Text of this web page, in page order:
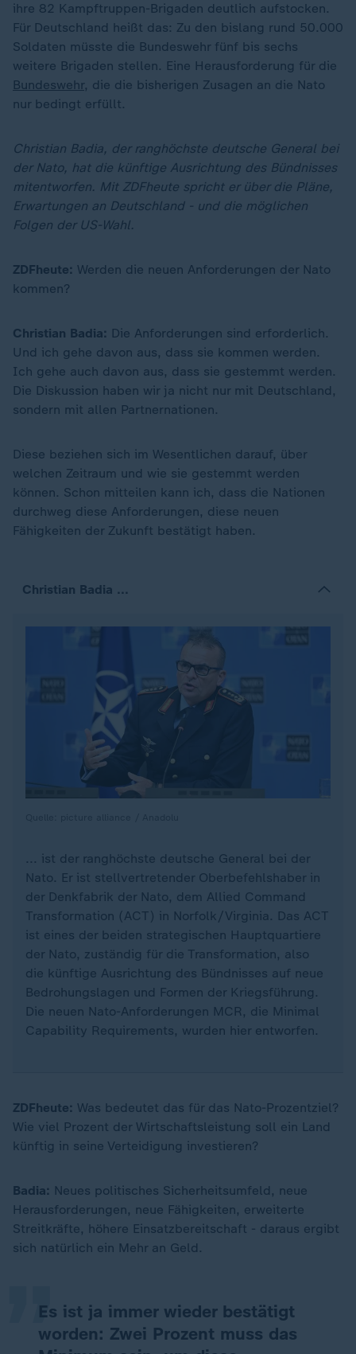
ihre 82 Kampftruppen-Brigaden deutlich aufstocken.
Für Deutschland heißt das: Zu den bislang rund 50.000
Soldaten müsste die Bundeswehr fünf bis sechs
weitere Brigaden stellen. Eine Herausforderung für die
Bundeswehr, die die bisherigen Zusagen an die Nato
nur bedingt erfüllt.
Christian Badia, der ranghöchste deutsche General bei
der Nato, hat die künftige Ausrichtung des Bündnisses
mitentworfen. Mit ZDFheute spricht er über die Pläne,
Erwartungen an Deutschland - und die möglichen
Folgen der US-Wahl.
ZDFheute: Werden die neuen Anforderungen der Nato
kommen?
Christian Badia: Die Anforderungen sind erforderlich.
Und ich gehe davon aus, dass sie kommen werden.
Ich gehe auch davon aus, dass sie gestemmt werden.
Die Diskussion haben wir ja nicht nur mit Deutschland,
sondern mit allen Partnernationen.
Diese beziehen sich im Wesentlichen darauf, über
welchen Zeitraum und wie sie gestemmt werden
können. Schon mitteilen kann ich, dass die Nationen
durchweg diese Anforderungen, diese neuen
Fähigkeiten der Zukunft bestätigt haben.
Christian Badia ...
... ist der ranghöchste deutsche General bei der
Nato. Er ist stellvertretender Oberbefehlshaber in
der Denkfabrik der Nato, dem Allied Command
Transformation (ACT) in Norfolk/Virginia. Das ACT
ist eines der beiden strategischen Hauptquartiere
der Nato, zuständig für die Transformation, also
die künftige Ausrichtung des Bündnisses auf neue
Bedrohungslagen und Formen der Kriegsführung.
Die neuen Nato-Anforderungen MCR, die Minimal
Capability Requirements, wurden hier entworfen.
ZDFheute: Was bedeutet das für das Nato-Prozentziel?
Wie viel Prozent der Wirtschaftsleistung soll ein Land
künftig in seine Verteidigung investieren?
Badia: Neues politisches Sicherheitsumfeld, neue
Herausforderungen, neue Fähigkeiten, erweiterte
Streitkräfte, höhere Einsatzbereitschaft - daraus ergibt
sich natürlich ein Mehr an Geld.
Es ist ja immer wieder bestätigt
worden: Zwei Prozent muss das
„